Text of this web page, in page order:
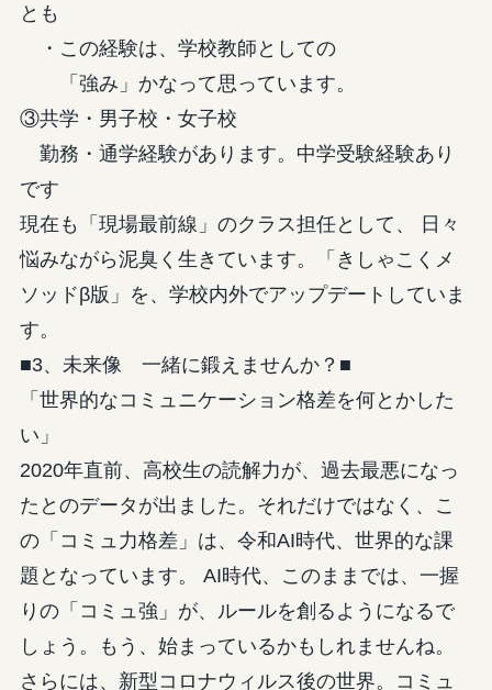
とも
・この経験は、学校教師としての
「強み」かなって思っています。
③共学・男子校・女子校
勤務・通学経験があります。中学受験経験あり
です
現在も「現場最前線」のクラス担任として、 日々
悩みながら泥臭く生きています。「きしゃこくメ
ソッドβ版」を、学校内外でアップデートしていま
す。
■3、未来像 一緒に鍛えませんか？■
「世界的なコミュニケーション格差を何とかした
い」
2020年直前、高校生の読解力が、過去最悪になっ
たとのデータが出ました。それだけではなく、こ
の「コミュ力格差」は、令和AI時代、世界的な課
題となっています。 AI時代、このままでは、一握
りの「コミュ強」が、ルールを創るようになるで
しょう。もう、始まっているかもしれませんね。
さらには、新型コロナウィルス後の世界。コミュ